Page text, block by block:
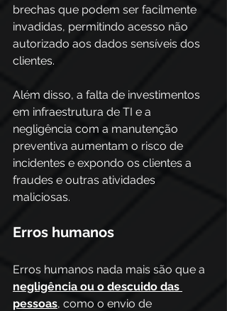
brechas que podem ser facilmente
invadidas, permitindo acesso não
autorizado aos dados sensíveis dos
clientes.
Além disso, a falta de investimentos
em infraestrutura de TI e a
negligência com a manutenção
preventiva aumentam o risco de
incidentes e expondo os clientes a
fraudes e outras atividades
maliciosas.
Erros humanos
Erros humanos nada mais são que a
negligência ou o descuido das
pessoas, como o envio de